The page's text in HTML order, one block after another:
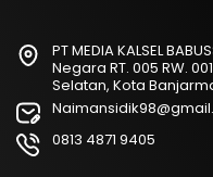
PT MEDIA KALSEL
Negara RT. 005 RW.
Selatan, Kota
0813 4871 9405